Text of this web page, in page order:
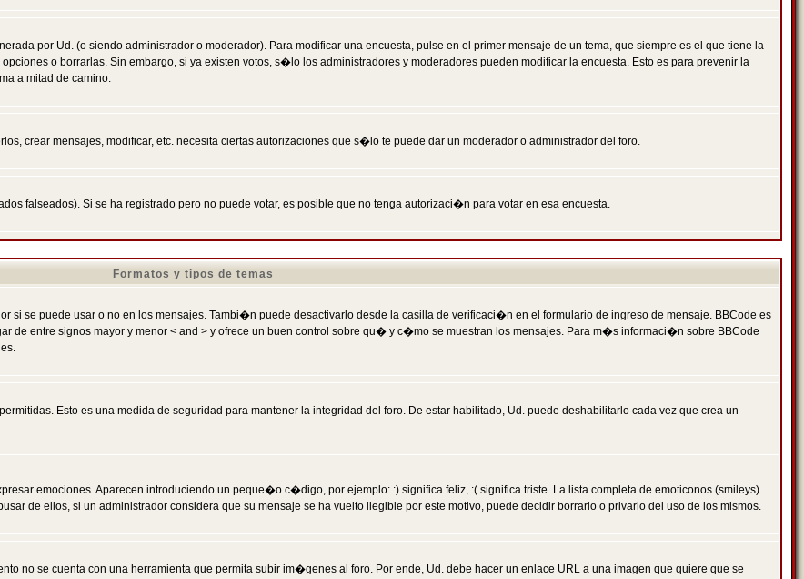
por Ud. (o siendo administrador o moderador). Para modificar una encuesta, pulse en el primer mensaje de un tema, que siempre es el que tiene la
o borrarlas. Sin embargo, si ya existen votos, s�lo los administradores y moderadores pueden modificar la encuesta. Esto es para prevenir la
a mitad de camino.
crear mensajes, modificar, etc. necesita ciertas autorizaciones que s�lo te puede dar un moderador o administrador del foro.
falseados). Si se ha registrado pero no puede votar, es posible que no tenga autorizaci�n para votar en esa encuesta.
Formatos y tipos de temas
si se puede usar o no en los mensajes. Tambi�n puede desactivarlo desde la casilla de verificaci�n en el formulario de ingreso de mensaje. BBCode es
de entre signos mayor y menor < and > y ofrece un buen control sobre qu� y c�mo se muestran los mensajes. Para m�s informaci�n sobre BBCode
Esto es una medida de seguridad para mantener la integridad del foro. De estar habilitado, Ud. puede deshabilitarlo cada vez que crea un
emociones. Aparecen introduciendo un peque�o c�digo, por ejemplo: :) significa feliz, :( significa triste. La lista completa de emoticonos (smileys)
de ellos, si un administrador considera que su mensaje se ha vuelto ilegible por este motivo, puede decidir borrarlo o privarlo del uso de los mismos.
no se cuenta con una herramienta que permita subir im�genes al foro. Por ende, Ud. debe hacer un enlace URL a una imagen que quiere que se